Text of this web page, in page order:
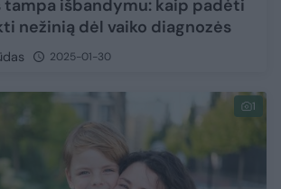
tampa išbandymu: kaip padėti
nežinią dėl vaiko diagnozės
2025-01-30
1